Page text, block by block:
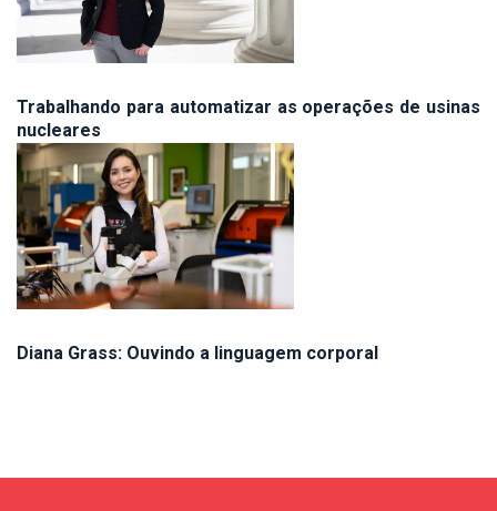
Trabalhando para automatizar as operações de usinas
nucleares
Diana Grass: Ouvindo a linguagem corporal